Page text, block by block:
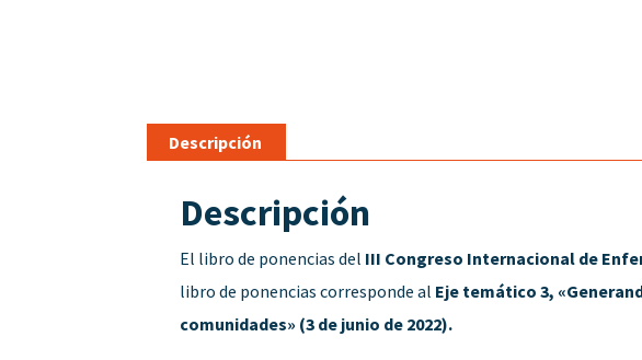
Descripción
Descripción
El libro de ponencias del III Congreso Internacional de
libro de ponencias corresponde al Eje temático 3,
comunidades» (3 de junio de 2022).